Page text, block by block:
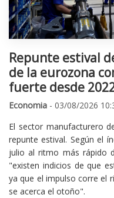
Repunte estival
de la eurozona
fuerte desde
Economia - 03/08/2026
El sector manufacturero
repunte estival. Según el
julio al ritmo más rápido
"existen indicios de que
ya que el impulso corre el
se acerca el otoño".